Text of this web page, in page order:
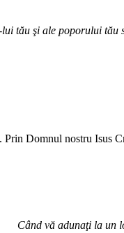
tău şi ale poporului tău
Prin Domnul nostru Isus
Când vă adunaţi la un